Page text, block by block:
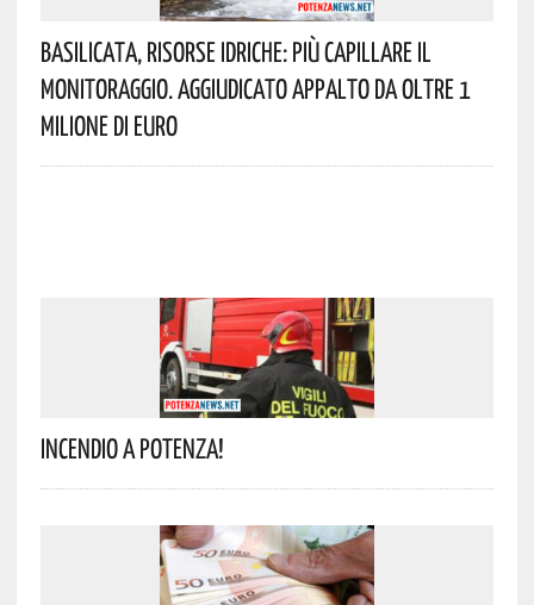
Basilicata, Risorse Idriche: Più Capillare Il
Monitoraggio. Aggiudicato Appalto Da Oltre 1
Milione Di Euro
Incendio A Potenza!